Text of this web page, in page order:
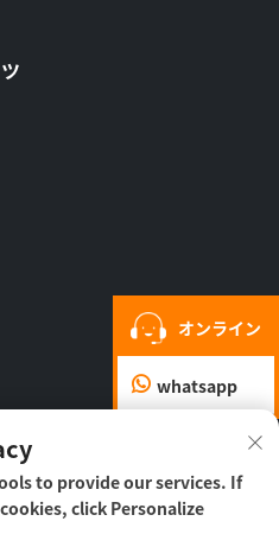
オンライン
whatsapp
to provide our services. If
click Personalize